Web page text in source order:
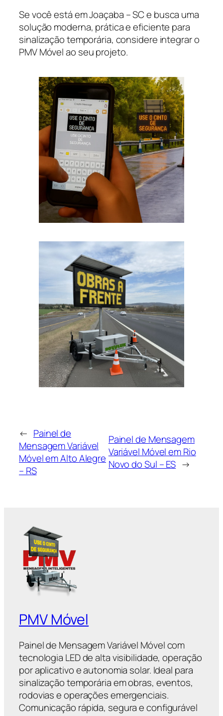
Se você está em Joaçaba – SC e busca uma
solução moderna, prática e eficiente para
sinalização temporária, considere integrar o
PMV Móvel ao seu projeto.
← Painel de
Mensagem Variável
Móvel em Alto Alegre
– RS
Painel de Mensagem
Variável Móvel em Rio
Novo do Sul – ES →
PMV Móvel
Painel de Mensagem Variável Móvel com
tecnologia LED de alta visibilidade, operação
por aplicativo e autonomia solar. Ideal para
sinalização temporária em obras, eventos,
rodovias e operações emergenciais.
Comunicação rápida, segura e configurável